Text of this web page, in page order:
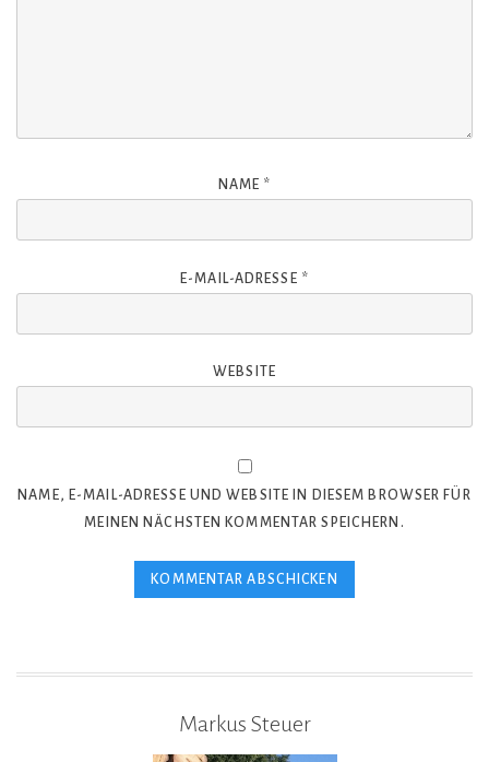
NAME *
E-MAIL-ADRESSE *
WEBSITE
NAME, E-MAIL-ADRESSE UND WEBSITE IN DIESEM BROWSER FÜR
MEINEN NÄCHSTEN KOMMENTAR SPEICHERN.
Markus Steuer